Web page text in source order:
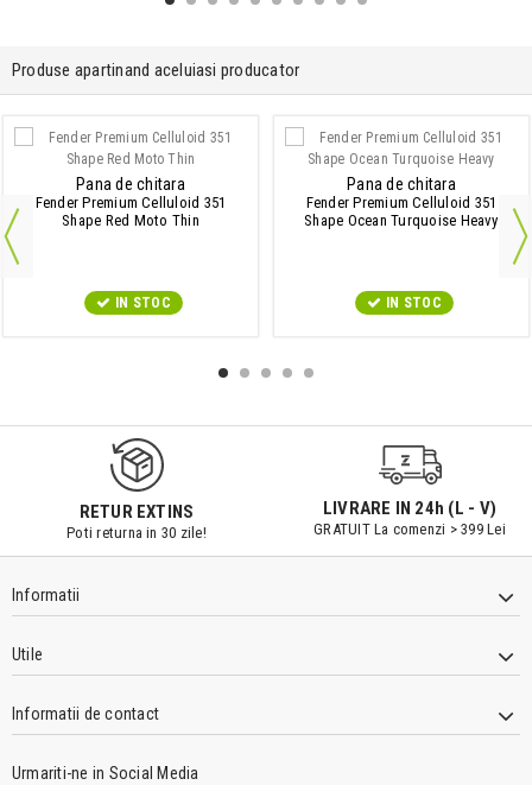
Produse apartinand aceluiasi producator
Pana de chitara
Fender Premium Celluloid 351
Shape Red Moto Thin
IN STOC
Pana de chitara
Fender Premium Celluloid 351
Shape Ocean Turquoise Heavy
IN STOC
RETUR EXTINS
Poti returna in 30 zile!
LIVRARE IN 24h (L - V)
GRATUIT La comenzi > 399 Lei
Informatii
Utile
Informatii de contact
Urmariti-ne in Social Media